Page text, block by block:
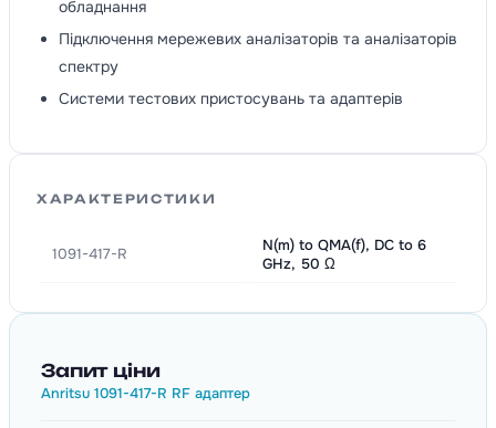
обладнання
Підключення мережевих аналізаторів та аналізаторів
спектру
Системи тестових пристосувань та адаптерів
ХАРАКТЕРИСТИКИ
1091-417-R
N(m) to QMA(f), DC to 6
GHz, 50 Ω
Запит ціни
Anritsu 1091-417-R RF адаптер